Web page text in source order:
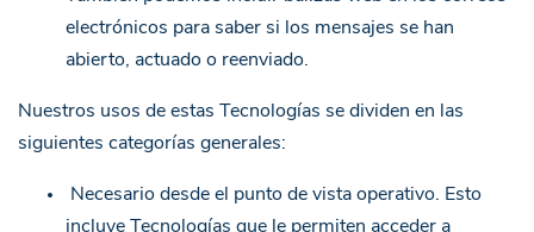
electrónicos para saber si los mensajes se han
abierto, actuado o reenviado.
Nuestros usos de estas Tecnologías se dividen en las
siguientes categorías generales:
Necesario desde el punto de vista operativo. Esto
incluye Tecnologías que le permiten acceder a